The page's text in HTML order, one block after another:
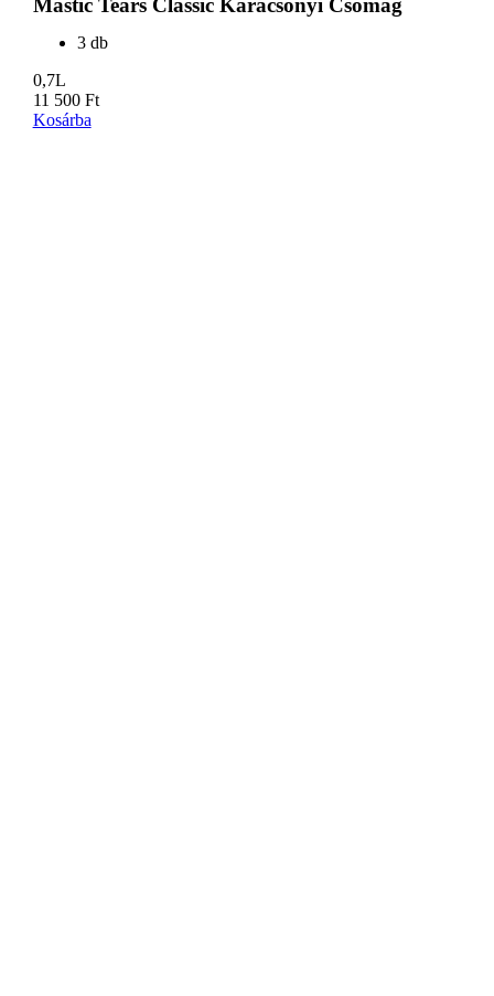
Mastic Tears Classic Karácsonyi Csomag
3 db
0,7L
11 500 Ft
Kosárba